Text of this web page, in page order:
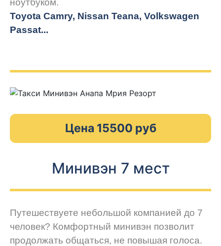
Toyota Camry, Nissan Teana, Volkswagen
Passat...
Цена 15500 руб
Минивэн 7 мест
Путешествуете небольшой компанией до 7
человек? Комфортный минивэн позволит
продолжать общаться, не повышая голоса.